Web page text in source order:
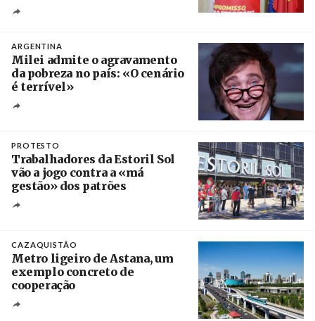
ARGENTINA
Milei admite o agravamento
da pobreza no país: «O cenário
é terrível»
PROTESTO
Trabalhadores da Estoril Sol
vão a jogo contra a «má
gestão» dos patrões
CAZAQUISTÃO
Metro ligeiro de Astana, um
exemplo concreto de
cooperação